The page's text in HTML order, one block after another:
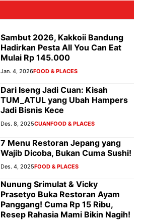
Sambut 2026, Kakkoii Bandung
Hadirkan Pesta All You Can Eat
Mulai Rp 145.000
Jan. 4, 2026FOOD & PLACES
Dari Iseng Jadi Cuan: Kisah
TUM_ATUL yang Ubah Hampers
Jadi Bisnis Kece
Des. 8, 2025CUANFOOD & PLACES
7 Menu Restoran Jepang yang
Wajib Dicoba, Bukan Cuma Sushi!
Des. 4, 2025FOOD & PLACES
Nunung Srimulat & Vicky
Prasetyo Buka Restoran Ayam
Panggang! Cuma Rp 15 Ribu,
Resep Rahasia Mami Bikin Nagih!